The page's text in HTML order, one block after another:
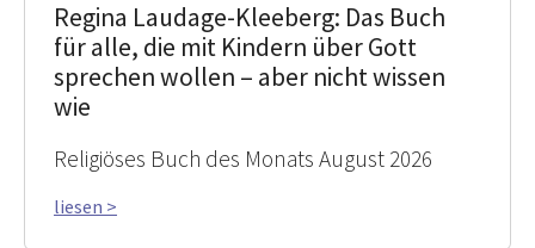
Regina Laudage-Kleeberg: Das Buch
für alle, die mit Kindern über Gott
sprechen wollen – aber nicht wissen
wie
Religiöses Buch des Monats August 2026
liesen >